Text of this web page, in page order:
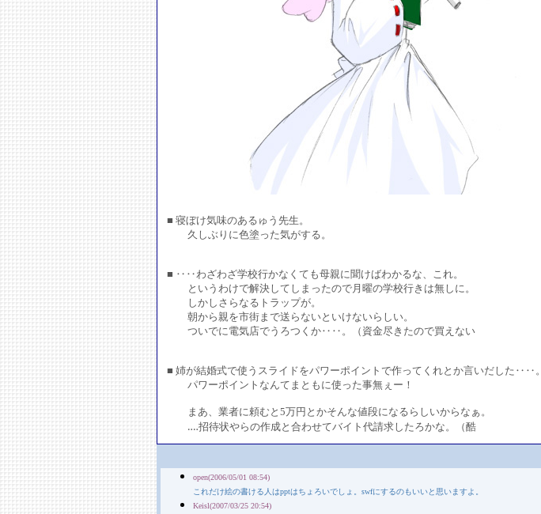
■ 寝ぼけ気味のあるゅう先生。
久しぶりに色塗った気がする。
■ ‥‥わざわざ学校行かなくても母親に聞けばわかるな、これ。
というわけで解決してしまったので月曜の学校行きは無しに。
しかしさらなるトラップが。
朝から親を市街まで送らないといけないらしい。
ついでに電気店でうろつくか‥‥。（資金尽きたので買えない
■ 姉が結婚式で使うスライドをパワーポイントで作ってくれとか言いだした‥‥。
パワーポイントなんてまともに使った事無ぇー！
まあ、業者に頼むと5万円とかそんな値段になるらしいからなぁ。
‥‥招待状やらの作成と合わせてバイト代請求したろかな。（酷
open(2006/05/01 08:54)
これだけ絵の書ける人はpptはちょろいでしょ。swfにするのもいいと思いますよ。
Keisl(2007/03/25 20:54)